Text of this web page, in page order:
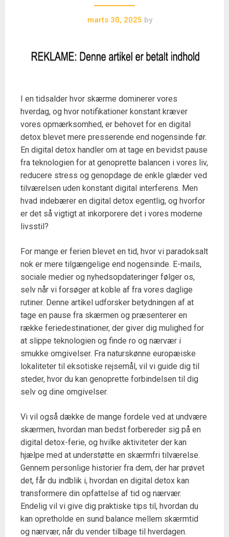
marts 30, 2025 by
I en tidsalder hvor skærme dominerer vores
hverdag, og hvor notifikationer konstant kræver
vores opmærksomhed, er behovet for en digital
detox blevet mere presserende end nogensinde før.
En digital detox handler om at tage en bevidst pause
fra teknologien for at genoprette balancen i vores liv,
reducere stress og genopdage de enkle glæder ved
tilværelsen uden konstant digital interferens. Men
hvad indebærer en digital detox egentlig, og hvorfor
er det så vigtigt at inkorporere det i vores moderne
livsstil?
For mange er ferien blevet en tid, hvor vi paradoksalt
nok er mere tilgængelige end nogensinde. E-mails,
sociale medier og nyhedsopdateringer følger os,
selv når vi forsøger at koble af fra vores daglige
rutiner. Denne artikel udforsker betydningen af at
tage en pause fra skærmen og præsenterer en
række feriedestinationer, der giver dig mulighed for
at slippe teknologien og finde ro og nærvær i
smukke omgivelser. Fra naturskønne europæiske
lokaliteter til eksotiske rejsemål, vil vi guide dig til
steder, hvor du kan genoprette forbindelsen til dig
selv og dine omgivelser.
Vi vil også dække de mange fordele ved at undvære
skærmen, hvordan man bedst forbereder sig på en
digital detox-ferie, og hvilke aktiviteter der kan
hjælpe med at understøtte en skærmfri tilværelse.
Gennem personlige historier fra dem, der har prøvet
det, får du indblik i, hvordan en digital detox kan
transformere din opfattelse af tid og nærvær.
Endelig vil vi give dig praktiske tips til, hvordan du
kan opretholde en sund balance mellem skærmtid
og nærvær, når du vender tilbage til hverdagen.